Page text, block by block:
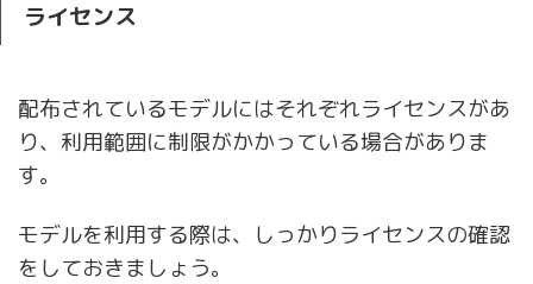
ライセンス
配布されているモデルにはそれぞれライセンスがあ
り、利用範囲に制限がかかっている場合がありま
す。
モデルを利用する際は、しっかりライセンスの確認
をしておきましょう。